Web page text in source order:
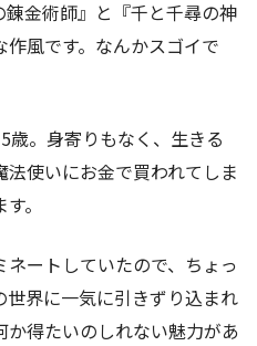
金術師』と『千と千尋の神
風です。なんかスゴイで
歳。身寄りもなく、生きる
使いにお金で買われてしま
。
ネートしていたので、ちょっ
世界に一気に引きずり込まれ
得たいのしれない魅力があ